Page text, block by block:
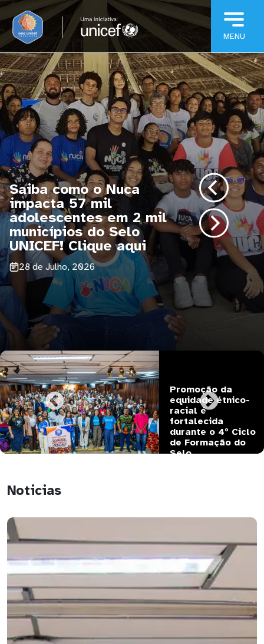
Pular para o conteúdo principal
Selo UNICEF: 4º Ciclo
Formativo Foca na
Equidade Étnico-Racial,
sabia mais!
21 de Julho, 2026
Promoção da
equidade étnico-
racial é
fortalecida
durante o 4º Ciclo
de Formação do
Selo…
Noticias